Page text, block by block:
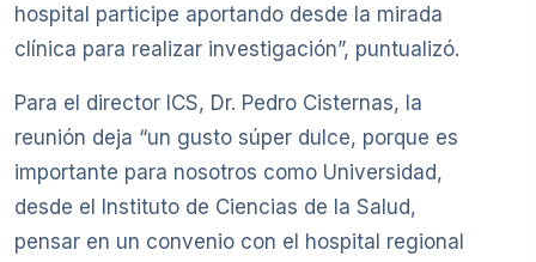
hospital participe aportando desde la mirada
clínica para realizar investigación”, puntualizó.
Para el director ICS, Dr. Pedro Cisternas, la
reunión deja “un gusto súper dulce, porque es
importante para nosotros como Universidad,
desde el Instituto de Ciencias de la Salud,
pensar en un convenio con el hospital regional